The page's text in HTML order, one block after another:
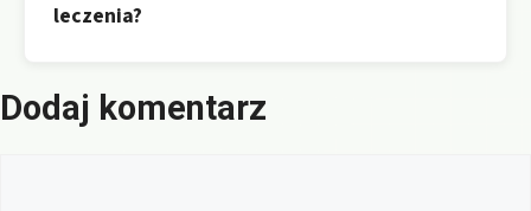
leczenia?
Dodaj komentarz